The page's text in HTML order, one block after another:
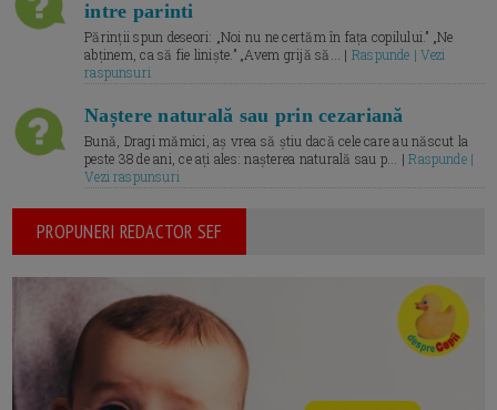
intre parinti
Părinții spun deseori: „Noi nu ne certăm în fața copilului.” „Ne
abținem, ca să fie liniște.” „Avem grijă să... | Raspunde | Vezi
raspunsuri
Naștere naturală sau prin cezariană
Bună, Dragi mămici, aș vrea să știu dacă cele care au născut la
peste 38 de ani, ce ați ales: nașterea naturală sau p... |Raspunde |
Vezi raspunsuri
PROPUNERI REDACTOR SEF